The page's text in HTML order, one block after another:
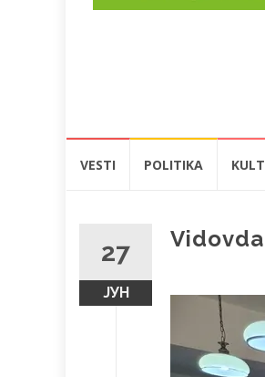
VESTI POLITIKA
27
ЈУН